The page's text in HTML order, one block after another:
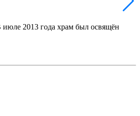
2013 года храм был освящён